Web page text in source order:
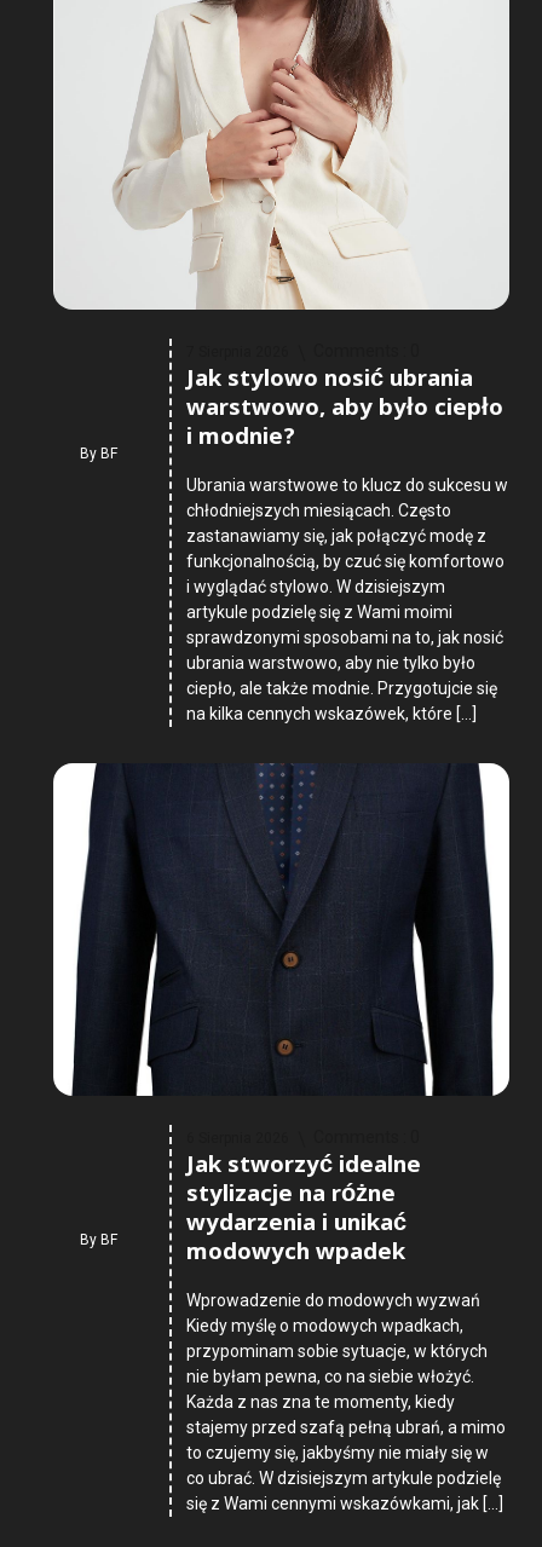
ByBF
Jak stylowo nosić ubrania
warstwowo, aby było ciepło
i modnie?
Ubrania warstwowe to klucz do sukcesu w
chłodniejszych miesiącach. Często
zastanawiamy się, jak połączyć modę z
funkcjonalnością, by czuć się komfortowo
i wyglądać stylowo. W dzisiejszym
artykule podzielę się z Wami moimi
sprawdzonymi sposobami na to, jak nosić
ubrania warstwowo, aby nie tylko było
ciepło, ale także modnie. Przygotujcie się
na kilka cennych wskazówek, które […]
ByBF
Jak stworzyć idealne
stylizacje na różne
wydarzenia i unikać
modowych wpadek
Wprowadzenie do modowych wyzwań
Kiedy myślę o modowych wpadkach,
przypominam sobie sytuacje, w których
nie byłam pewna, co na siebie włożyć.
Każda z nas zna te momenty, kiedy
stajemy przed szafą pełną ubrań, a mimo
to czujemy się, jakbyśmy nie miały się w
co ubrać. W dzisiejszym artykule podzielę
się z Wami cennymi wskazówkami, jak […]